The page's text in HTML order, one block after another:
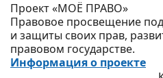
Проект «МОЁ ПРАВО»
Правовое просвещение
и защиты своих прав,
правовом государстве.
Информация о проекте